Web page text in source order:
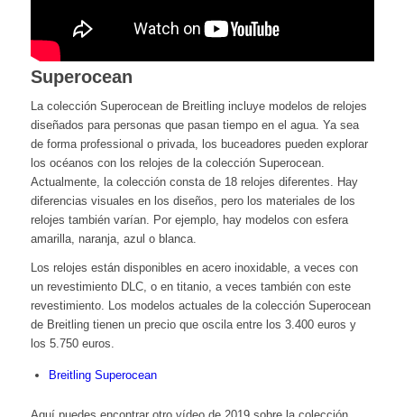
Superocean
La colección Superocean de Breitling incluye modelos de relojes
diseñados para personas que pasan tiempo en el agua. Ya sea
de forma professional o privada, los buceadores pueden explorar
los océanos con los relojes de la colección Superocean.
Actualmente, la colección consta de 18 relojes diferentes. Hay
diferencias visuales en los diseños, pero los materiales de los
relojes también varían. Por ejemplo, hay modelos con esfera
amarilla, naranja, azul o blanca.
Los relojes están disponibles en acero inoxidable, a veces con
un revestimiento DLC, o en titanio, a veces también con este
revestimiento. Los modelos actuales de la colección Superocean
de Breitling tienen un precio que oscila entre los 3.400 euros y
los 5.750 euros.
Breitling Superocean